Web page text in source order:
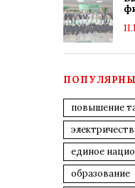
повышение
единое
образование